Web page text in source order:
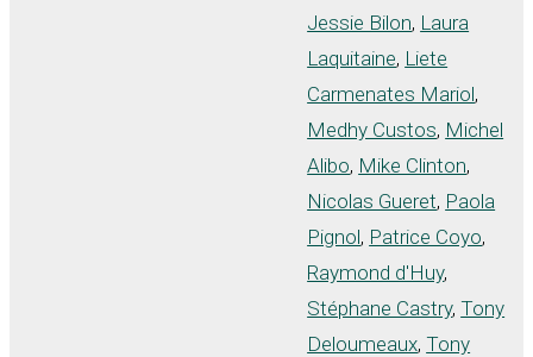
Jessie Bilon, Laura
Laquitaine, Liete
Carmenates Mariol,
Medhy Custos, Michel
Alibo, Mike Clinton,
Nicolas Gueret, Paola
Pignol, Patrice Coyo,
Raymond d'Huy,
Stéphane Castry,Tony
Deloumeaux,Tony